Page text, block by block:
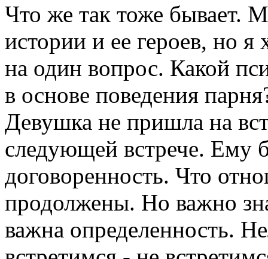
Что же так тоже бывает.
истории и ее героев, но я
на один вопрос. Какой
в основе поведения
Девушка не пришла на
следующей встрече. Ему
договоренность. Что
продолжены. Но важно
важна определенность.